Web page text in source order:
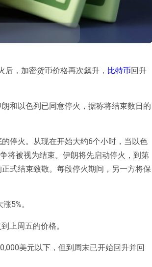
，加密货币价格再次飙升， 比特币回升
和以色列已同意停火，据称将结束数日的
停火。从现在开始大约6个小时，当以色
将被视为结束。伊朗将先启动停火，到第
式结束致敬。每段停火期间，另一方将保
5%。
上周五的价格。
美元以下，但到周末已开始回升并回